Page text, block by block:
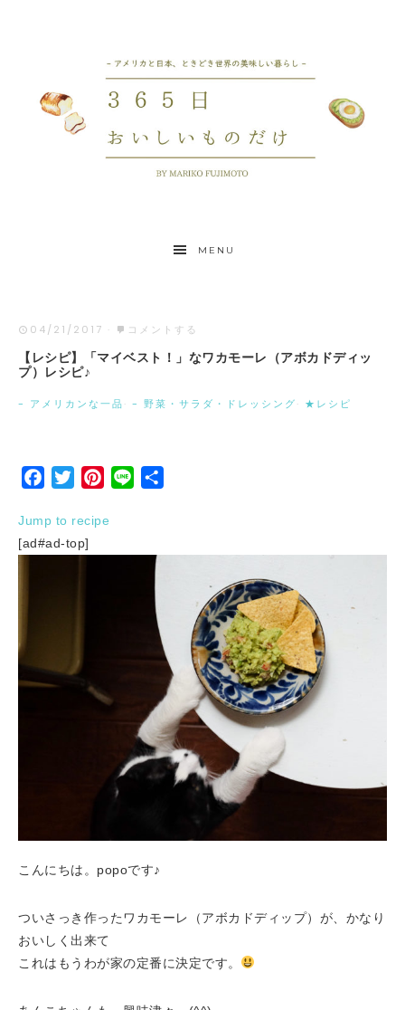
MENU
04/21/2017 ·
コメントする
【レシピ】「マイベスト！」なワカモーレ（アボカドディッ
プ）レシピ♪
- アメリカンな一品· - 野菜・サラダ・ドレッシング· ★レシピ
Facebook
TwitterPinterest
Line
Jump to recipe
[ad#ad-top]
こんにちは。popoです♪
ついさっき作ったワカモーレ（アボカドディップ）が、かなり
おいしく出来て
これはもうわが家の定番に決定です。